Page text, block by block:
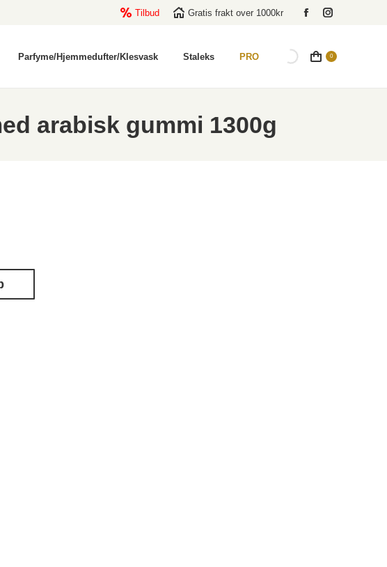
Tilbud Gratis frakt over 1000kr
Facebook
opens
Instagram
opens
Parfyme/Hjemmedufter/Klesvask Staleks PRO 0
arabisk gummi 1300g